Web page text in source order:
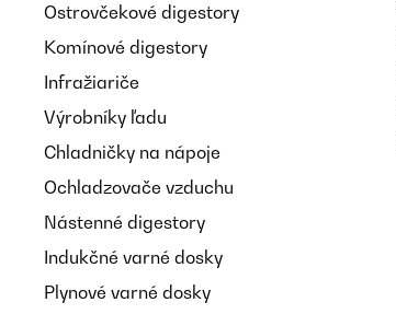
Ostrovčekové digestory
Komínové digestory
Infražiariče
Výrobníky ľadu
Chladničky na nápoje
Ochladzovače vzduchu
Nástenné digestory
Indukčné varné dosky
Plynové varné dosky